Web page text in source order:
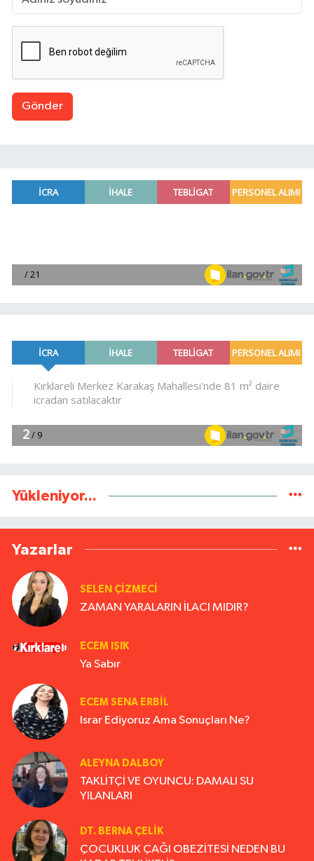
Gönder
Yükleniyor...
Yazarlar
SELEN ÇİZMECİ
ZAMAN YARALARIN İLACI MIDIR?
ECEM IŞIK
Ya Sabır
ECEM SENA ERBIL
Israr Ediyoruz Ama Sonuçları Ne?
ALEYNA DALBOY
TAKLİTÇİ VE OYUNCU: DAMALI SU
YILANLARI
DT. BERNA ÇELIK
ÇOCUKLUK ÇAĞI OBEZİTESİ NEDEN BU